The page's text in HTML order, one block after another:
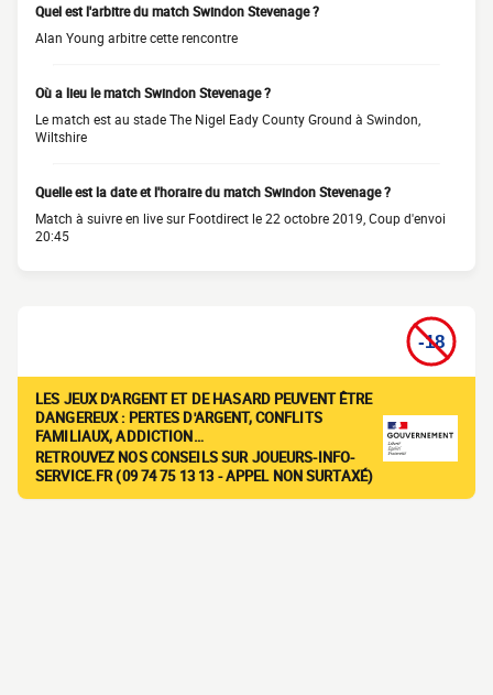
Quel est l'arbitre du match Swindon Stevenage ?
Alan Young arbitre cette rencontre
Où a lieu le match Swindon Stevenage ?
Le match est au stade The Nigel Eady County Ground à Swindon,
Wiltshire
Quelle est la date et l'horaire du match Swindon Stevenage ?
Match à suivre en live sur Footdirect le 22 octobre 2019, Coup d'envoi
20:45
LES JEUX D'ARGENT ET DE HASARD PEUVENT ÊTRE
DANGEREUX : PERTES D'ARGENT, CONFLITS
FAMILIAUX, ADDICTION…
RETROUVEZ NOS CONSEILS SUR JOUEURS-INFO-
SERVICE.FR (09 74 75 13 13 - APPEL NON SURTAXÉ)